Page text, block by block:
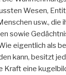
Wesen,
usw., die
sowie
eigentlich als
kann, besitzt
Kraft eine